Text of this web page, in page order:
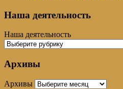
Наша деятельность
Наша деятельность
Архивы
Архивы